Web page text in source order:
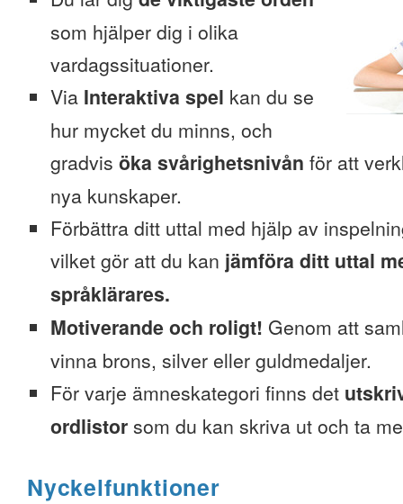
som hjälper dig i olika
vardagssituationer.
Via Interaktiva spel kan du se
hur mycket du minns, och
gradvis öka svårighetsnivån för att
nya kunskaper.
Förbättra ditt uttal med hjälp av
vilket gör att du kan jämföra ditt uttal
språklärares.
Motiverande och roligt! Genom att
vinna brons, silver eller guldmedaljer.
För varje ämneskategori finns det
ordlistor som du kan skriva ut och ta
Nyckelfunktioner